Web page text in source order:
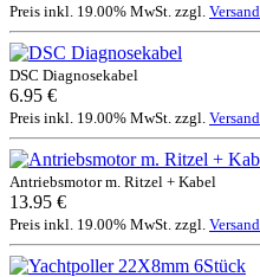
Preis inkl. 19.00% MwSt. zzgl. Versand
DSC Diagnosekabel
6.95 €
Preis inkl. 19.00% MwSt. zzgl. Versand
Antriebsmotor m. Ritzel + Kabel
13.95 €
Preis inkl. 19.00% MwSt. zzgl. Versand